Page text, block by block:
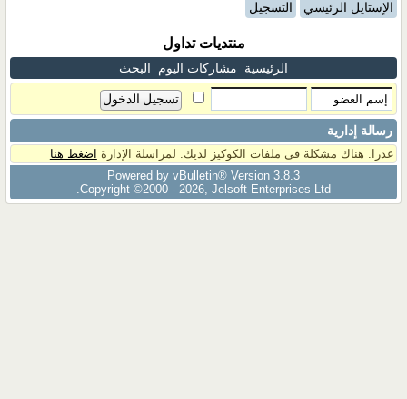
الإستايل الرئيسي التسجيل
منتديات تداول
الرئيسية مشاركات اليوم البحث
رسالة إدارية
عذرا. هناك مشكلة فى ملفات الكوكيز لديك. لمراسلة الإدارة اضغط هنا
Powered by vBulletin® Version 3.8.3
Copyright ©2000 - 2026, Jelsoft Enterprises Ltd.